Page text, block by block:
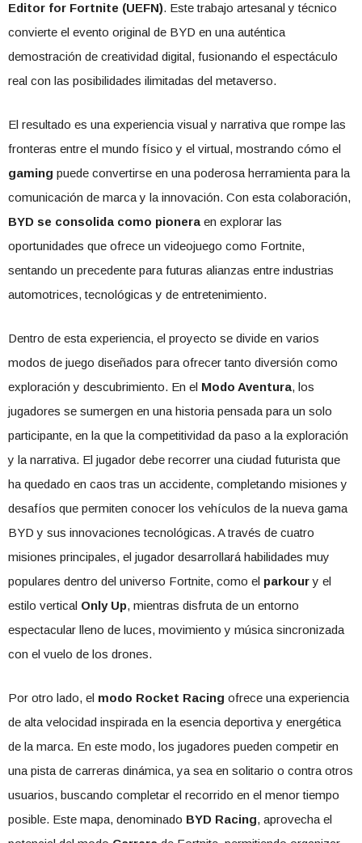
Editor for Fortnite (UEFN). Este trabajo artesanal y técnico
convierte el evento original de BYD en una auténtica
demostración de creatividad digital, fusionando el espectáculo
real con las posibilidades ilimitadas del metaverso.
El resultado es una experiencia visual y narrativa que rompe las
fronteras entre el mundo físico y el virtual, mostrando cómo el
gaming puede convertirse en una poderosa herramienta para la
comunicación de marca y la innovación. Con esta colaboración,
BYD se consolida como pionera en explorar las
oportunidades que ofrece un videojuego como Fortnite,
sentando un precedente para futuras alianzas entre industrias
automotrices, tecnológicas y de entretenimiento.
Dentro de esta experiencia, el proyecto se divide en varios
modos de juego diseñados para ofrecer tanto diversión como
exploración y descubrimiento. En el Modo Aventura, los
jugadores se sumergen en una historia pensada para un solo
participante, en la que la competitividad da paso a la exploración
y la narrativa. El jugador debe recorrer una ciudad futurista que
ha quedado en caos tras un accidente, completando misiones y
desafíos que permiten conocer los vehículos de la nueva gama
BYD y sus innovaciones tecnológicas. A través de cuatro
misiones principales, el jugador desarrollará habilidades muy
populares dentro del universo Fortnite, como el parkoury el
estilo vertical Only Up, mientras disfruta de un entorno
espectacular lleno de luces, movimiento y música sincronizada
con el vuelo de los drones.
Por otro lado, el modo Rocket Racing ofrece una experiencia
de alta velocidad inspirada en la esencia deportiva y energética
de la marca. En este modo, los jugadores pueden competir en
una pista de carreras dinámica, ya sea en solitario o contra otros
usuarios, buscando completar el recorrido en el menor tiempo
posible. Este mapa, denominado BYD Racing, aprovecha el